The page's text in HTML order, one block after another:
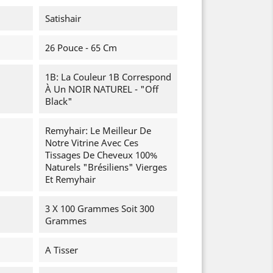
Satishair
26 Pouce - 65 Cm
1B: La Couleur 1B Correspond
À Un NOIR NATUREL - "Off
Black"
Remyhair: Le Meilleur De
Notre Vitrine Avec Ces
Tissages De Cheveux 100%
Naturels "brésiliens" Vierges
Et Remyhair
3 X 100 Grammes Soit 300
Grammes
A Tisser